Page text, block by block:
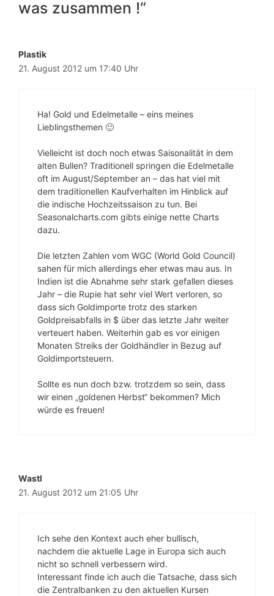
was zusammen !“
Plastik
21. August 2012 um 17:40 Uhr
Ha! Gold und Edelmetalle – eins meines
Lieblingsthemen 🙂
Vielleicht ist doch noch etwas Saisonalität in dem
alten Bullen? Traditionell springen die Edelmetalle
oft im August/September an – das hat viel mit
dem traditionellen Kaufverhalten im Hinblick auf
die indische Hochzeitssaison zu tun. Bei
Seasonalcharts.com gibts einige nette Charts
dazu.
Die letzten Zahlen vom WGC (World Gold Council)
sahen für mich allerdings eher etwas mau aus. In
Indien ist die Abnahme sehr stark gefallen dieses
Jahr – die Rupie hat sehr viel Wert verloren, so
dass sich Goldimporte trotz des starken
Goldpreisabfalls in $ über das letzte Jahr weiter
verteuert haben. Weiterhin gab es vor einigen
Monaten Streiks der Goldhändler in Bezug auf
Goldimportsteuern.
Sollte es nun doch bzw. trotzdem so sein, dass
wir einen „goldenen Herbst“ bekommen? Mich
würde es freuen!
Wastl
21. August 2012 um 21:05 Uhr
Ich sehe den Kontext auch eher bullisch,
nachdem die aktuelle Lage in Europa sich auch
nicht so schnell verbessern wird.
Interessant finde ich auch die Tatsache, dass sich
die Zentralbanken zu den aktuellen Kursen